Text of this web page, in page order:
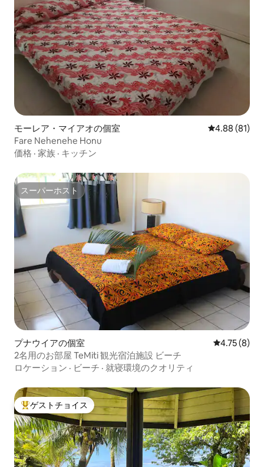
モーレア・マイアオの個室 レビュー81
4.88 (81)
Fare Nehenehe Honu
価格 · 家族 · キッチン
スーパーホスト
スーパーホスト
プナウイアの個室 レビュー8
4.75 (8)
2名用のお部屋 TeMiti 観光宿泊施設 ビーチ
ロケーション · ビーチ · 就寝環境のクオリティ
大好評のゲストチョイスです。
ゲストチョイス